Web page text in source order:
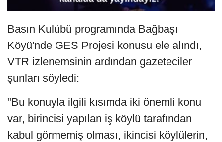
Basın Kulübü programında Bağbaşı
Köyü'nde GES Projesi konusu ele alındı,
VTR izlenemsinin ardından gazeteciler
şunları söyledi:
"Bu konuyla ilgili kısımda iki önemli konu
var, birincisi yapılan iş köylü tarafından
kabul görmemiş olması, ikincisi köylülerin,